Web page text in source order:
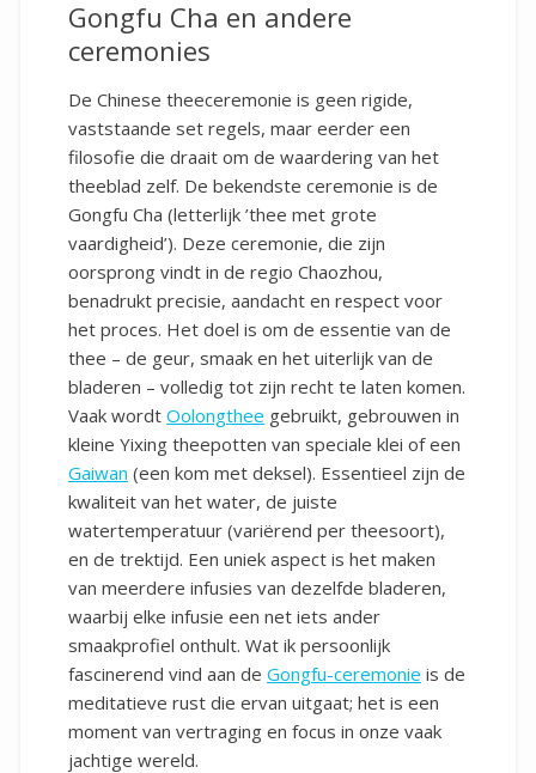
Gongfu Cha en andere
ceremonies
De Chinese theeceremonie is geen rigide,
vaststaande set regels, maar eerder een
filosofie die draait om de waardering van het
theeblad zelf. De bekendste ceremonie is de
Gongfu Cha (letterlijk ’thee met grote
vaardigheid’). Deze ceremonie, die zijn
oorsprong vindt in de regio Chaozhou,
benadrukt precisie, aandacht en respect voor
het proces. Het doel is om de essentie van de
thee – de geur, smaak en het uiterlijk van de
bladeren – volledig tot zijn recht te laten komen.
Vaak wordt Oolongthee gebruikt, gebrouwen in
kleine Yixing theepotten van speciale klei of een
Gaiwan (een kom met deksel). Essentieel zijn de
kwaliteit van het water, de juiste
watertemperatuur (variërend per theesoort),
en de trektijd. Een uniek aspect is het maken
van meerdere infusies van dezelfde bladeren,
waarbij elke infusie een net iets ander
smaakprofiel onthult. Wat ik persoonlijk
fascinerend vind aan de Gongfu-ceremonie is de
meditatieve rust die ervan uitgaat; het is een
moment van vertraging en focus in onze vaak
jachtige wereld.